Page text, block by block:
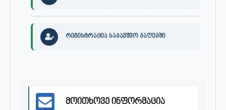
რეგისტრაცია საბავშვო ბაღებში
მოითხოვე ინფორმაცია